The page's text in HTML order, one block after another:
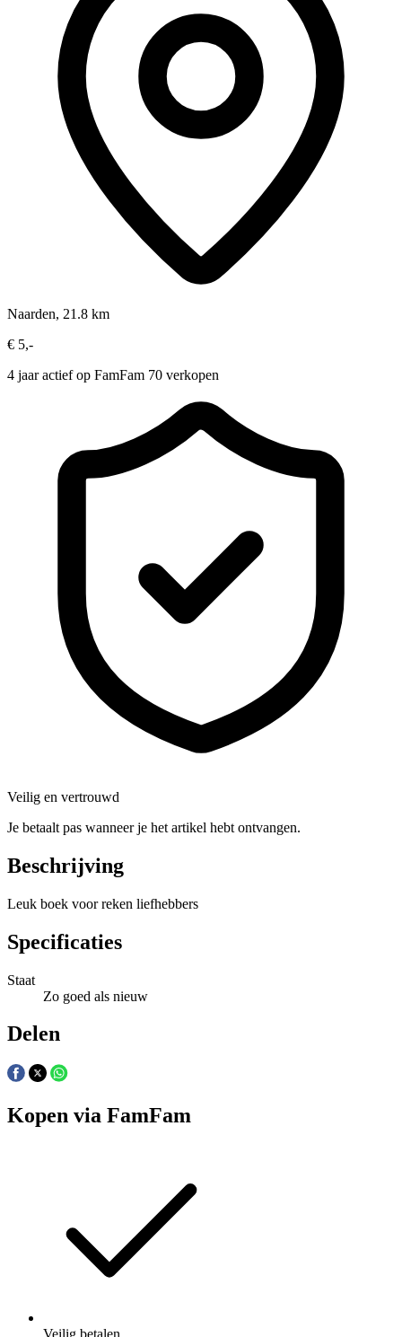
Naarden, 21.8 km
€ 5,-
4 jaar actief op FamFam 70 verkopen
Veilig en vertrouwd
Je betaalt pas wanneer je het artikel hebt ontvangen.
Beschrijving
Leuk boek voor reken liefhebbers
Specificaties
Staat
Zo goed als nieuw
Delen
Kopen via FamFam